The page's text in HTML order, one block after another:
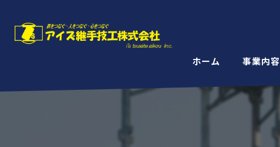
ホーム 事業内容